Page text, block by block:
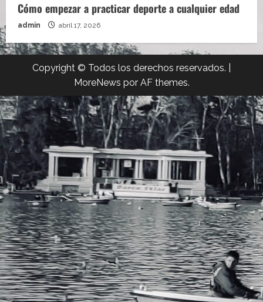
Cómo empezar a practicar deporte a cualquier edad
admin abril 17, 2026
Copyright © Todos los derechos reservados.
MoreNews por AF themes.